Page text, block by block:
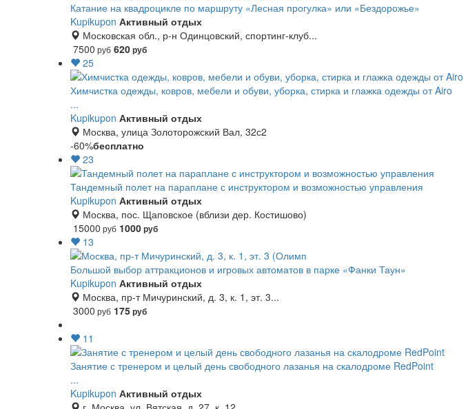
Катание на квадроцикле по маршруту «Лесная прогулка» или «Бездорожье»
Kupikupon Активный отдых
Московская обл., р-н Одинцовский, спортинг-клуб...
7500 руб 620руб
25
Химчистка одежды, ковров, мебели и обуви, уборка, стирка и глажка одежды от Airo
...
Kupikupon Активный отдых
Москва, улица Золоторожский Вал, 32с2
-60%бесплатно
23
Тандемный полет на параплане с инструктором и возможностью управления
Kupikupon Активный отдых
Москва, пос. Щаповское (вблизи дер. Костишово)
15000 руб 1000руб
13
Большой выбор аттракционов и игровых автоматов в парке «Фанки Таун»
Kupikupon Активный отдых
Москва, пр-т Мичуринский, д. 3, к. 1, эт. 3...
3000 руб 175руб
11
Занятие с тренером и целый день свободного лазанья на скалодроме RedPoint
...
Kupikupon Активный отдых